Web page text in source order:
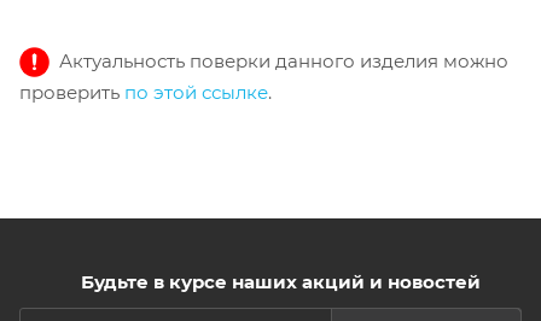
Актуальность поверки данного изделия можно
проверить по этой ссылке.
Будьте в курсе наших акций и новостей